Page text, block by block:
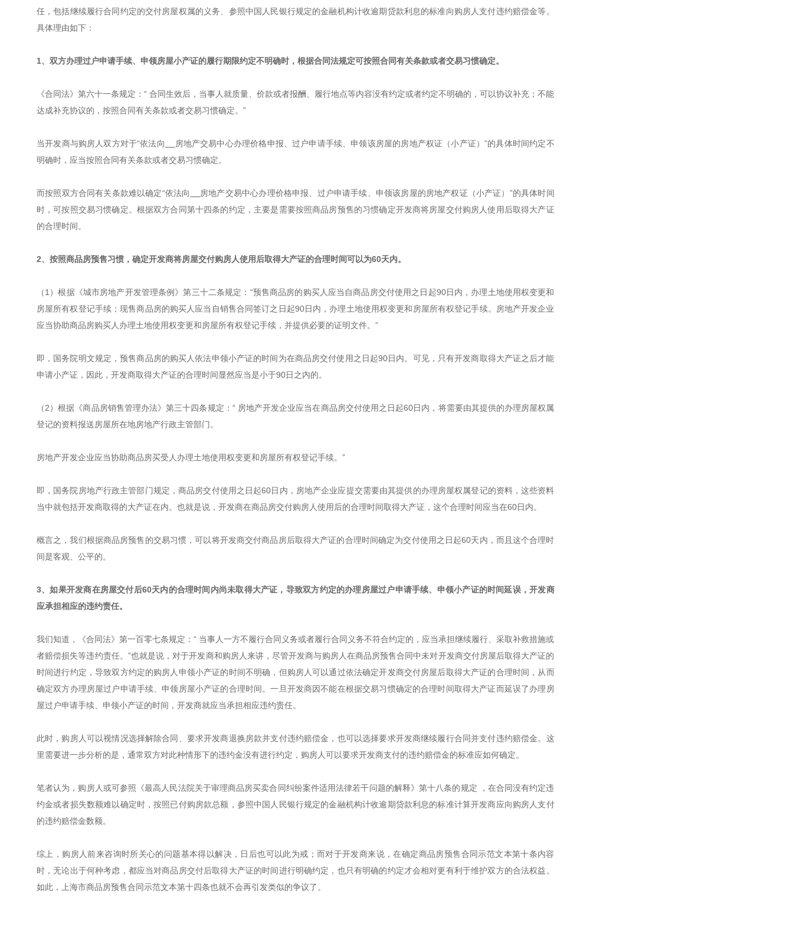
任，包括继续履行合同约定的交付房屋权属的义务、参照中国人民银行规定的金融机构计收逾期贷款利息的标准向购房人支付违约赔偿金等。
具体理由如下：
1、双方办理过户申请手续、申领房屋小产证的履行期限约定不明确时，根据合同法规定可按照合同有关条款或者交易习惯确定。
《合同法》第六十一条规定：“ 合同生效后，当事人就质量、价款或者报酬、履行地点等内容没有约定或者约定不明确的，可以协议补充；不能
达成补充协议的，按照合同有关条款或者交易习惯确定。”
当开发商与购房人双方对于“依法向
房地产交易中心办理价格申报、过户申请手续、申领该房屋的房地产权证（小产证）”的具体时间约定不
明确时，应当按照合同有关条款或者交易习惯确定。
而按照双方合同有关条款难以确定“依法向
房地产交易中心办理价格申报、过户申请手续、申领该房屋的房地产权证（小产证）”的具体时间
时，可按照交易习惯确定。根据双方合同第十四条的约定，主要是需要按照商品房预售的习惯确定开发商将房屋交付购房人使用后取得大产证
的合理时间。
2、按照商品房预售习惯，确定开发商将房屋交付购房人使用后取得大产证的合理时间可以为60天内。
（1）根据《城市房地产开发管理条例》第三十二条规定：“预售商品房的购买人应当自商品房交付使用之日起90日内，办理土地使用权变更和
房屋所有权登记手续；现售商品房的购买人应当自销售合同签订之日起90日内，办理土地使用权变更和房屋所有权登记手续。房地产开发企业
应当协助商品房购买人办理土地使用权变更和房屋所有权登记手续，并提供必要的证明文件。”
即，国务院明文规定，预售商品房的购买人依法申领小产证的时间为在商品房交付使用之日起90日内。可见，只有开发商取得大产证之后才能
申请小产证，因此，开发商取得大产证的合理时间显然应当是小于90日之内的。
（2）根据《商品房销售管理办法》第三十四条规定：“ 房地产开发企业应当在商品房交付使用之日起60日内，将需要由其提供的办理房屋权属
登记的资料报送房屋所在地房地产行政主管部门。
房地产开发企业应当协助商品房买受人办理土地使用权变更和房屋所有权登记手续。”
即，国务院房地产行政主管部门规定，商品房交付使用之日起60日内，房地产企业应提交需要由其提供的办理房屋权属登记的资料，这些资料
当中就包括开发商取得的大产证在内。也就是说，开发商在商品房交付购房人使用后的合理时间取得大产证，这个合理时间应当在60日内。
概言之，我们根据商品房预售的交易习惯，可以将开发商交付商品房后取得大产证的合理时间确定为交付使用之日起60天内，而且这个合理时
间是客观、公平的。
3、如果开发商在房屋交付后60天内的合理时间内尚未取得大产证，导致双方约定的办理房屋过户申请手续、申领小产证的时间延误，开发商
应承担相应的违约责任。
我们知道，《合同法》第一百零七条规定：“ 当事人一方不履行合同义务或者履行合同义务不符合约定的，应当承担继续履行、采取补救措施或
者赔偿损失等违约责任。”也就是说，对于开发商和购房人来讲，尽管开发商与购房人在商品房预售合同中未对开发商交付房屋后取得大产证的
时间进行约定，导致双方约定的购房人申领小产证的时间不明确，但购房人可以通过依法确定开发商交付房屋后取得大产证的合理时间，从而
确定双方办理房屋过户申请手续、申领房屋小产证的合理时间。一旦开发商因不能在根据交易习惯确定的合理时间取得大产证而延误了办理房
屋过户申请手续、申领小产证的时间，开发商就应当承担相应违约责任。
此时，购房人可以视情况选择解除合同、要求开发商退换房款并支付违约赔偿金，也可以选择要求开发商继续履行合同并支付违约赔偿金。这
里需要进一步分析的是，通常双方对此种情形下的违约金没有进行约定，购房人可以要求开发商支付的违约赔偿金的标准应如何确定。
笔者认为，购房人或可参照《最高人民法院关于审理商品房买卖合同纠纷案件适用法律若干问题的解释》第十八条的规定 ，在合同没有约定违
约金或者损失数额难以确定时，按照已付购房款总额，参照中国人民银行规定的金融机构计收逾期贷款利息的标准计算开发商应向购房人支付
的违约赔偿金数额。
综上，购房人前来咨询时所关心的问题基本得以解决，日后也可以此为戒；而对于开发商来说，在确定商品房预售合同示范文本第十条内容
时，无论出于何种考虑，都应当对商品房交付后取得大产证的时间进行明确约定，也只有明确的约定才会相对更有利于维护双方的合法权益。
如此，上海市商品房预售合同示范文本第十四条也就不会再引发类似的争议了。